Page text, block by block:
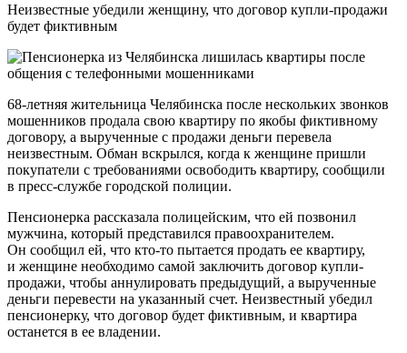
Неизвестные убедили женщину, что договор купли-продажи
будет фиктивным
68-летняя жительница Челябинска после нескольких звонков
мошенников продала свою квартиру по якобы фиктивному
договору, а вырученные с продажи деньги перевела
неизвестным. Обман вскрылся, когда к женщине пришли
покупатели с требованиями освободить квартиру, сообщили
в пресс-службе городской полиции.
Пенсионерка рассказала полицейским, что ей позвонил
мужчина, который представился правоохранителем.
Он сообщил ей, что кто-то пытается продать ее квартиру,
и женщине необходимо самой заключить договор купли-
продажи, чтобы аннулировать предыдущий, а вырученные
деньги перевести на указанный счет. Неизвестный убедил
пенсионерку, что договор будет фиктивным, и квартира
останется в ее владении.